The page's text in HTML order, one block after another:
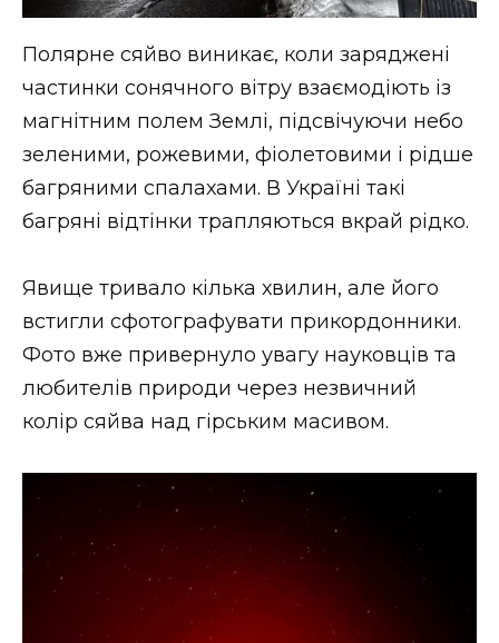
Полярне сяйво виникає, коли заряджені
частинки сонячного вітру взаємодіють із
магнітним полем Землі, підсвічуючи небо
зеленими, рожевими, фіолетовими і рідше
багряними спалахами. В Україні такі
багряні відтінки трапляються вкрай рідко.
Явище тривало кілька хвилин, але його
встигли сфотографувати прикордонники.
Фото вже привернуло увагу науковців та
любителів природи через незвичний
колір сяйва над гірським масивом.